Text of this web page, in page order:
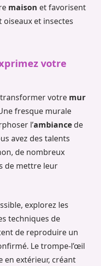
maison et favorisent
et insectes
votre
transformer votre mur
fresque murale
l’ambiance de
avez des talents
de nombreux
de mettre leur
explorez les
techniques de
de reproduire un
Le trompe-l’œil
en extérieur, créant